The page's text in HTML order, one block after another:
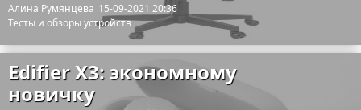
Алина Румянцева 15-09-2021 20:36
Тесты и обзоры устройств
Edifier X3: экономному
новичку